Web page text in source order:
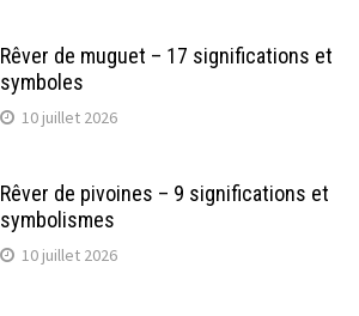
Rêver de muguet – 17 significations et
symboles
10 juillet 2026
Rêver de pivoines – 9 significations et
symbolismes
10 juillet 2026